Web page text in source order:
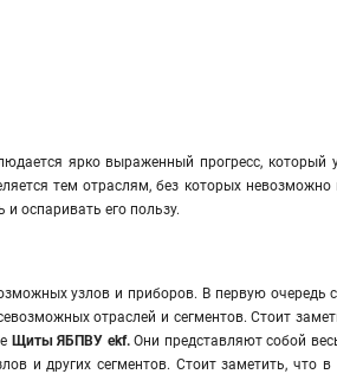
ярко выраженный прогресс, который
тем отраслям, без которых
оспаривать его пользу.
узлов и приборов. В первую очередь
отраслей и сегментов. Стоит
Щиты ЯБПВУ ekf.Они представляют собой
и других сегментов. Стоит заметить, что